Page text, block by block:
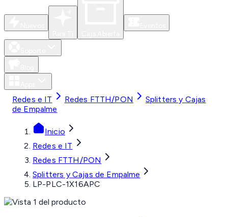
Redes e IT Redes FTTH/PON
Splitters y Cajas
de Empalme
Inicio
Redes e IT
Redes FTTH/PON
Splitters y Cajas de Empalme
LP-PLC-1X16APC